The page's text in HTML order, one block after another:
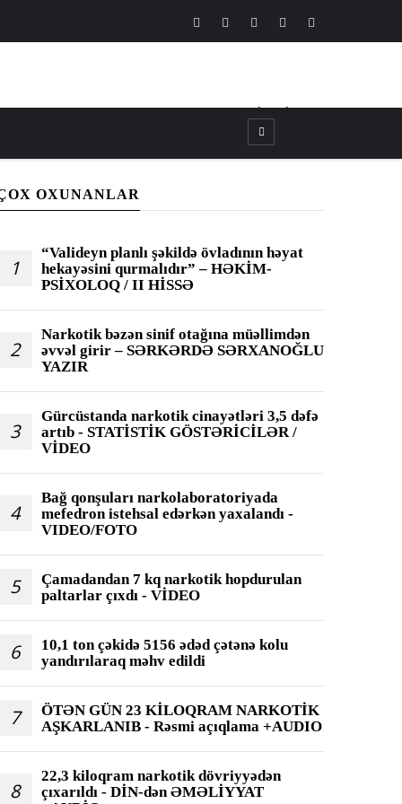
CANLI┃TV
OXUNANLAR
1
“Valideyn planlı şəkildə övladının həyat
hekayəsini qurmalıdır” – HƏKİM-
PSİXOLOQ / II HİSSƏ
2
Narkotik bəzən sinif otağına müəllimdən
əvvəl girir – SƏRKƏRDƏ SƏRXANOĞLU
YAZIR
3
Gürcüstanda narkotik cinayətləri 3,5 dəfə
artıb - STATİSTİK GÖSTƏRİCİLƏR /
VİDEO
4
Bağ qonşuları narkolaboratoriyada
mefedron istehsal edərkən yaxalandı -
VIDEO/FOTO
5
Çamadandan 7 kq narkotik hopdurulan
paltarlar çıxdı - VİDEO
6
10,1 ton çəkidə 5156 ədəd çətənə kolu
yandırılaraq məhv edildi
7
ÖTƏN GÜN 23 KİLOQRAM NARKOTİK
AŞKARLANIB - Rəsmi açıqlama +AUDIO
8
22,3 kiloqram narkotik dövriyyədən
çıxarıldı - DİN-dən ƏMƏLİYYAT